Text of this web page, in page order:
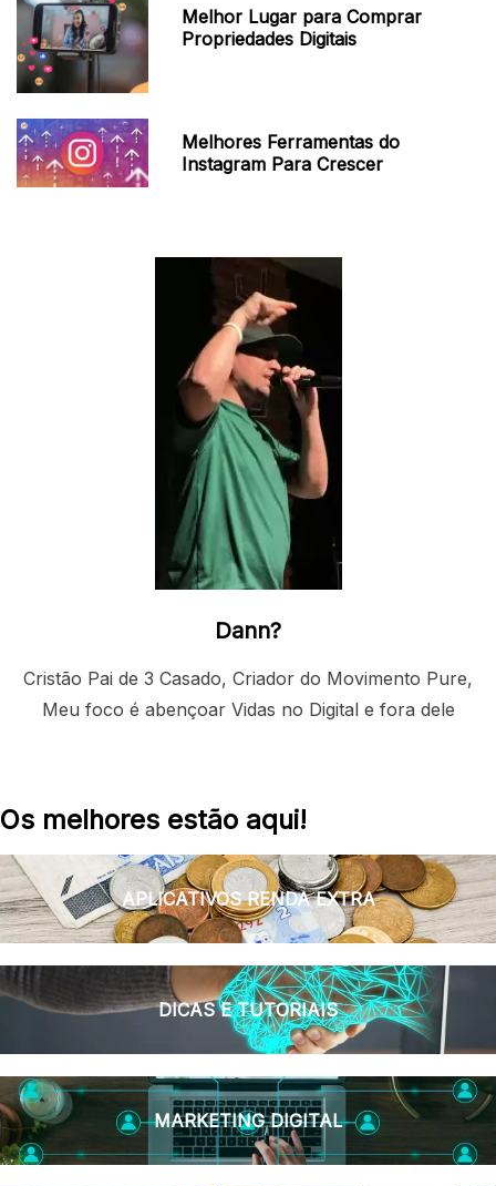
Melhor Lugar para Comprar
Propriedades Digitais
Melhores Ferramentas do
Instagram Para Crescer
Dann?
Cristão Pai de 3 Casado, Criador do Movimento Pure,
Meu foco é abençoar Vidas no Digital e fora dele
Os melhores estão aqui!
APLICATIVOS RENDA EXTRA
DICAS E TUTORIAIS
MARKETING DIGITAL